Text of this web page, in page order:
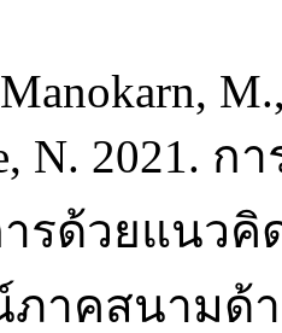
N. 2021.
รด้วยแนวคิ
ภาคสนามด้